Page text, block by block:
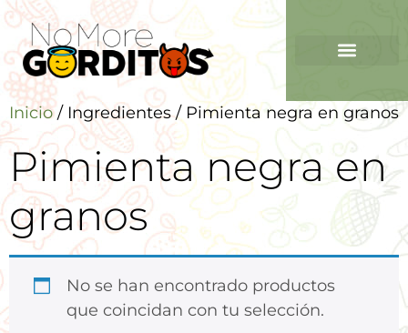
Inicio/ Ingredientes / Pimienta negra en granos
Pimienta negra en
granos
No se han encontrado productos
que coincidan con tu selección.